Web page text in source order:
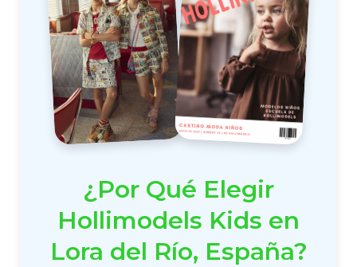
¿Por Qué Elegir
Hollimodels Kids en
Lora del Río, España?